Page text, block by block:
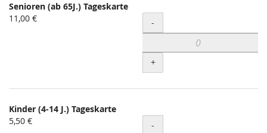
Senioren (ab 65J.) Tageskarte
11,00 €
Menge
-
+
Kinder (4-14 J.) Tageskarte
5,50 €
Menge
-